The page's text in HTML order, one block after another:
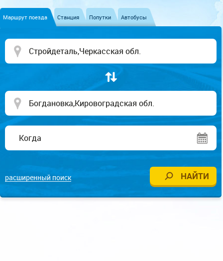
Маршрут поезда Станция Попутки Автобусы
расширенный поиск